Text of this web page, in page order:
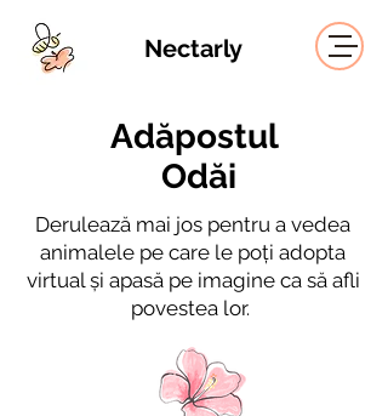
Nectarly
Adăpostul
Odăi
Derulează mai jos pentru a vedea
animalele pe care le poți adopta
virtual și apasă pe imagine ca să afli
povestea lor.